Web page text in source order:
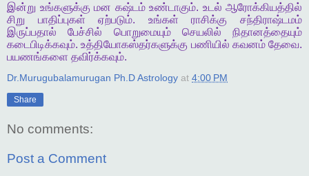
இன்று உங்களுக்கு மன கஷ்டம் உண்டாகும். உடல் ஆரோக்கியத்தில்
சிறு
பாதிப்புகள் ஏற்படும். உங்கள் ராசிக்கு
சந்திராஷ்டமம்
இருப்பதால்
பேச்சில் பொறுமையும் செயலில்
நிதானத்தையும்
கடைபிடிக்கவும்.உத்தியோகஸ்தர்களுக்கு பணியில் கவனம் தேவை.
பயணங்களை தவிர்க்கவும்.
Dr.Murugubalamurugan Ph.D Astrology at 4:00 PM
Share
No comments:
Post a Comment